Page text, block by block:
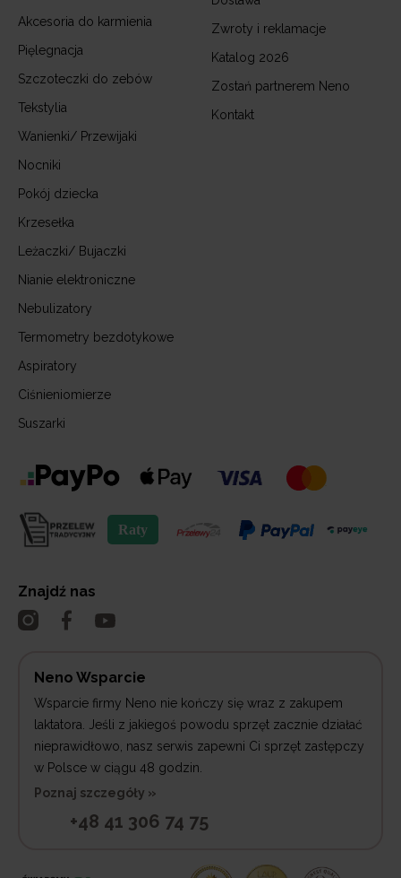
Akcesoria do karmienia
Pięlegnacja
Szczoteczki do zebów
Tekstylia
Wanienki/ Przewijaki
Nocniki
Pokój dziecka
Krzesełka
Leżaczki/ Bujaczki
Nianie elektroniczne
Nebulizatory
Termometry bezdotykowe
Aspiratory
Ciśnieniomierze
Suszarki
Zwroty i reklamacje
Katalog 2026
Zostań partnerem Neno
Kontakt
Znajdź nas
Neno Wsparcie
Wsparcie firmy Neno nie kończy się wraz z zakupem
laktatora. Jeśli z jakiegoś powodu sprzęt zacznie działać
nieprawidłowo, nasz serwis zapewni Ci sprzęt zastępczy
w Polsce w ciągu 48 godzin.
Poznaj szczegóły »
+48 41 306 74 75